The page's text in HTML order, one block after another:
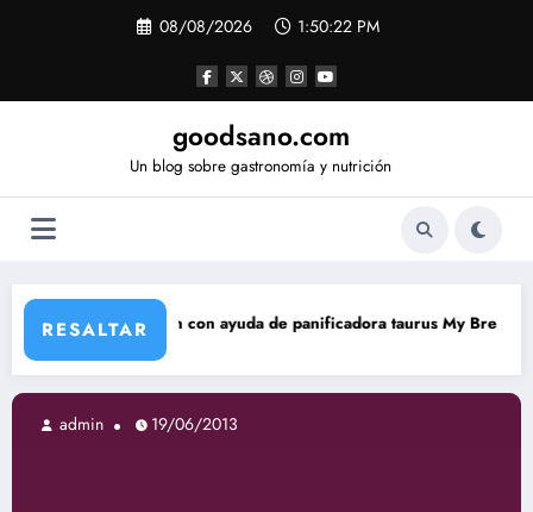
08/08/2026 1:50:23 PM
goodsano.com
Un blog sobre gastronomía y nutrición
RESALTAR
con ayuda de panificadora taurus My Bread Tartas
2013